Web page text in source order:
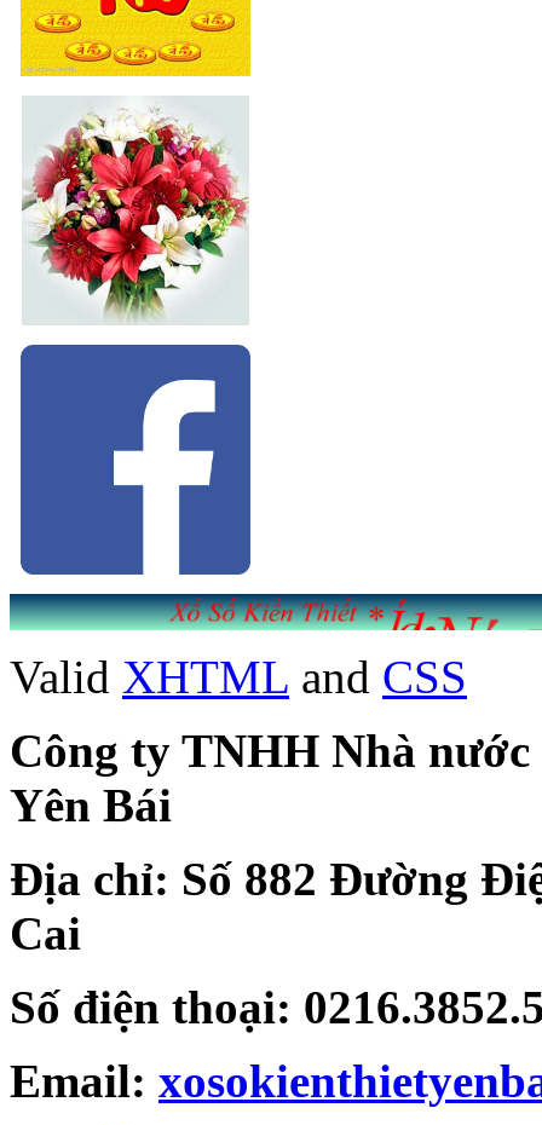
Valid XHTML and CSS
Công ty TNHH Nhà
Yên Bái
Địa chỉ: Số 882 Đường
Cai
Số điện thoại:
Email: